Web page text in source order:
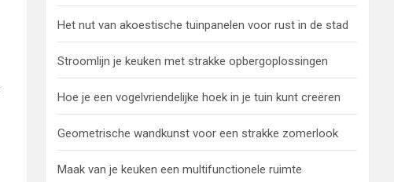
Het nut van akoestische tuinpanelen voor rust in de stad
Stroomlijn je keuken met strakke opbergoplossingen
Hoe je een vogelvriendelijke hoek in je tuin kunt creëren
Geometrische wandkunst voor een strakke zomerlook
Maak van je keuken een multifunctionele ruimte